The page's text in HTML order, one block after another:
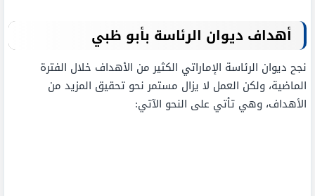
أهداف ديوان الرئاسة بأبو ظبي
نجح ديوان الرئاسة الإماراتي الكثير من الأهداف خلال الفترة
الماضية، ولكن العمل لا يزال مستمر نحو تحقيق المزيد من
الأهداف، وهي تأتي على النحو الآتي: